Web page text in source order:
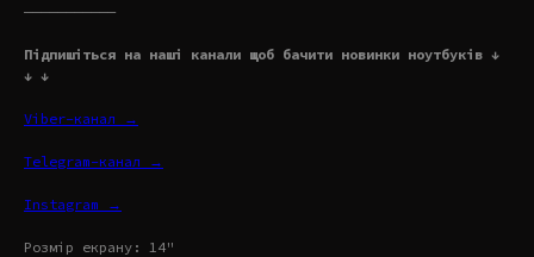
———————————
Підпишіться на наші канали щоб бачити новинки ноутбуків ↓
↓ ↓
Viber-канал →
Telegram-канал →
Instagram →
Розмір екрану: 14"